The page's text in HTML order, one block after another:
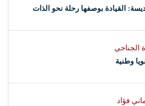
القيادة بوصفها رحلة نحو الذات
الجناحي
وطنية
فؤاد